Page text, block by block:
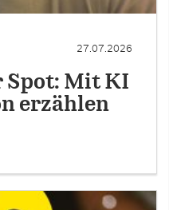
27.07.2026
Spot: Mit KI
erzählen